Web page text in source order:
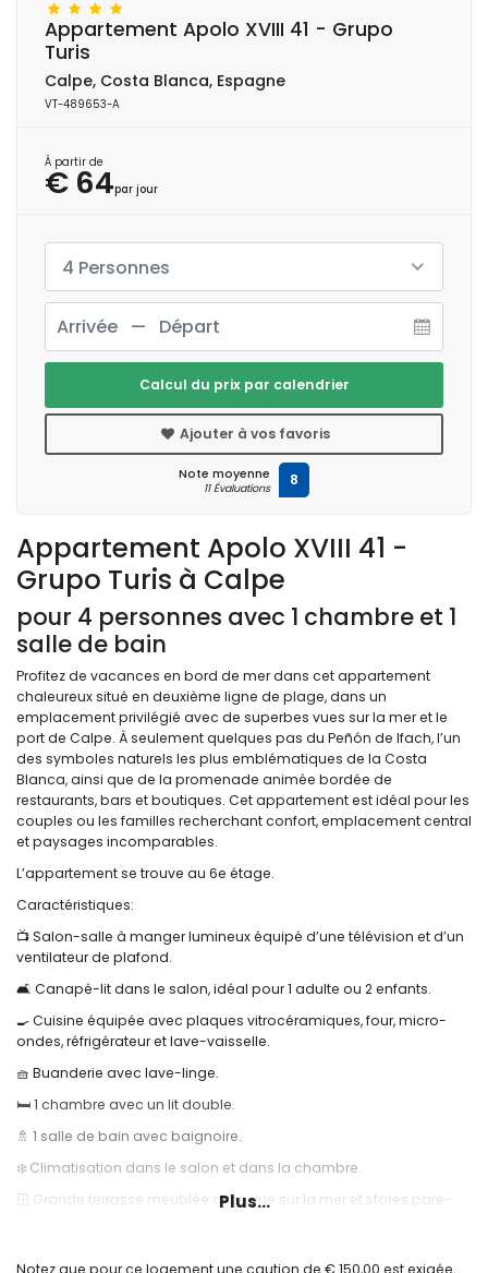
Appartement Apolo XVIII 41 -
Grupo Turis à Calpe
pour 4 personnes avec 1 chambre et 1
salle de bain
Profitez de vacances en bord de mer dans cet appartement
chaleureux situé en deuxième ligne de plage, dans un
emplacement privilégié avec de superbes vues sur la mer et le
port de Calpe. À seulement quelques pas du Peñón de Ifach, l’un
des symboles naturels les plus emblématiques de la Costa
Blanca, ainsi que de la promenade animée bordée de
restaurants, bars et boutiques. Cet appartement est idéal pour les
couples ou les familles recherchant confort, emplacement central
et paysages incomparables.
L’appartement se trouve au 6e étage.
Caractéristiques:
📺 Salon-salle à manger lumineux équipé d’une télévision et d’un
ventilateur de plafond.
🛋️ Canapé-lit dans le salon, idéal pour 1 adulte ou 2 enfants.
🍳 Cuisine équipée avec plaques vitrocéramiques, four, micro-
ondes, réfrigérateur et lave-vaisselle.
🧺 Buanderie avec lave-linge.
🛏️ 1 chambre avec un lit double.
🚿 1 salle de bain avec baignoire.
❄️ Climatisation dans le salon et dans la chambre.
🪟 Grande terrasse meublée avec vue sur la mer et stores pare-
Plus...
Notez que pour ce logement une caution de € 150,00 est exigée.
Appartement Apolo XVIII 41 - Grupo
Turis
Calpe, Costa Blanca, Espagne
VT-489653-A
À partir de
€ 64par jour
4 Personnes
Calcul du prix par calendrier
Ajouter à vos favoris
Note moyenne
11 Évaluations 8